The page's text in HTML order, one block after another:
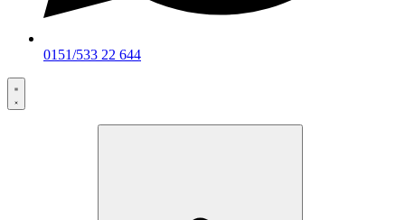
0151/533 22 644